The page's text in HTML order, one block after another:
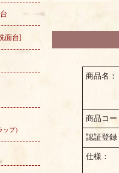
面台]
ップ）
商品名：
商品コー
認証登録
仕様：